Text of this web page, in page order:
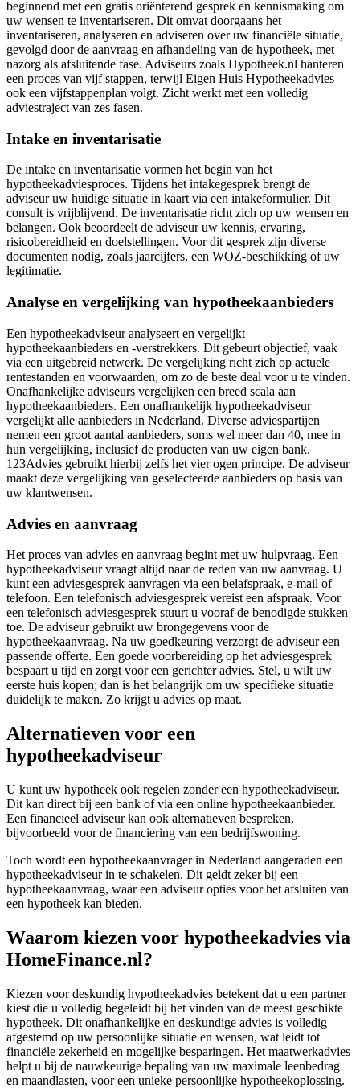
beginnend met een gratis oriënterend gesprek en kennismaking om
uw wensen te inventariseren. Dit omvat doorgaans het
inventariseren, analyseren en adviseren over uw financiële situatie,
gevolgd door de aanvraag en afhandeling van de hypotheek, met
nazorg als afsluitende fase. Adviseurs zoals Hypotheek.nl hanteren
een proces van vijf stappen, terwijl Eigen Huis Hypotheekadvies
ook een vijfstappenplan volgt. Zicht werkt met een volledig
adviestraject van zes fasen.
Intake en inventarisatie
De intake en inventarisatie vormen het begin van het
hypotheekadviesproces. Tijdens het intakegesprek brengt de
adviseur uw huidige situatie in kaart via een intakeformulier. Dit
consult is vrijblijvend. De inventarisatie richt zich op uw wensen en
belangen. Ook beoordeelt de adviseur uw kennis, ervaring,
risicobereidheid en doelstellingen. Voor dit gesprek zijn diverse
documenten nodig, zoals jaarcijfers, een WOZ-beschikking of uw
legitimatie.
Analyse en vergelijking van hypotheekaanbieders
Een hypotheekadviseur analyseert en vergelijkt
hypotheekaanbieders en -verstrekkers. Dit gebeurt objectief, vaak
via een uitgebreid netwerk. De vergelijking richt zich op actuele
rentestanden en voorwaarden, om zo de beste deal voor u te vinden.
Onafhankelijke adviseurs vergelijken een breed scala aan
hypotheekaanbieders. Een onafhankelijk hypotheekadviseur
vergelijkt alle aanbieders in Nederland. Diverse adviespartijen
nemen een groot aantal aanbieders, soms wel meer dan 40, mee in
hun vergelijking, inclusief de producten van uw eigen bank.
123Advies gebruikt hierbij zelfs het vier ogen principe. De adviseur
maakt deze vergelijking van geselecteerde aanbieders op basis van
uw klantwensen.
Advies en aanvraag
Het proces van advies en aanvraag begint met uw hulpvraag. Een
hypotheekadviseur vraagt altijd naar de reden van uw aanvraag. U
kunt een adviesgesprek aanvragen via een belafspraak, e-mail of
telefoon. Een telefonisch adviesgesprek vereist een afspraak. Voor
een telefonisch adviesgesprek stuurt u vooraf de benodigde stukken
toe. De adviseur gebruikt uw brongegevens voor de
hypotheekaanvraag. Na uw goedkeuring verzorgt de adviseur een
passende offerte. Een goede voorbereiding op het adviesgesprek
bespaart u tijd en zorgt voor een gerichter advies. Stel, u wilt uw
eerste huis kopen; dan is het belangrijk om uw specifieke situatie
duidelijk te maken. Zo krijgt u advies op maat.
Alternatieven voor een
hypotheekadviseur
U kunt uw hypotheek ook regelen zonder een hypotheekadviseur.
Dit kan direct bij een bank of via een online hypotheekaanbieder.
Een financieel adviseur kan ook alternatieven bespreken,
bijvoorbeeld voor de financiering van een bedrijfswoning.
Toch wordt een hypotheekaanvrager in Nederland aangeraden een
hypotheekadviseur in te schakelen. Dit geldt zeker bij een
hypotheekaanvraag, waar een adviseur opties voor het afsluiten van
een hypotheek kan bieden.
Waarom kiezen voor hypotheekadvies via
HomeFinance.nl?
Kiezen voor deskundig hypotheekadvies betekent dat u een partner
kiest die u volledig begeleidt bij het vinden van de meest geschikte
hypotheek. Dit onafhankelijke en deskundige advies is volledig
afgestemd op uw persoonlijke situatie en wensen, wat leidt tot
financiële zekerheid en mogelijke besparingen. Het maatwerkadvies
helpt u bij de nauwkeurige bepaling van uw maximale leenbedrag
en maandlasten, voor een unieke persoonlijke hypotheekoplossing.